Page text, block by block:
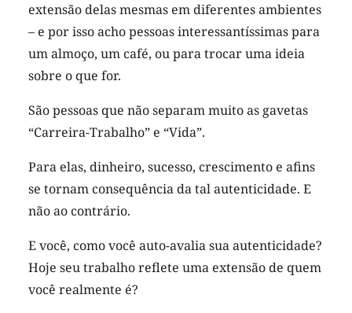
extensão delas mesmas em diferentes ambientes
– e por isso acho pessoas interessantíssimas para
um almoço, um café, ou para trocar uma ideia
sobre o que for.
São pessoas que não separam muito as gavetas
“Carreira-Trabalho” e “Vida”.
Para elas, dinheiro, sucesso, crescimento e afins
se tornam consequência da tal autenticidade. E
não ao contrário.
E você, como você auto-avalia sua autenticidade?
Hoje seu trabalho reflete uma extensão de quem
você realmente é?